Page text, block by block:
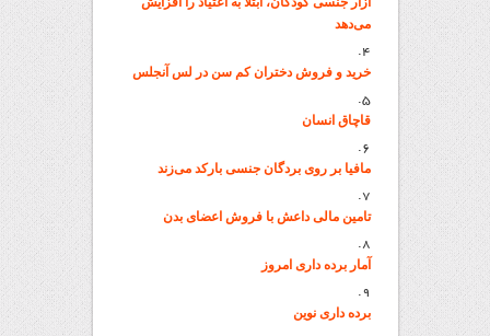
می‌دهد
خرید و فروش دختران کم سن در لس آنجلس
قاچاق انسان
مافیا بر روی بردگان جنسی بارکد می‌زند
تامین مالی داعش با فروش اعضای بدن
آمار برده داری امروز
برده داری نوین